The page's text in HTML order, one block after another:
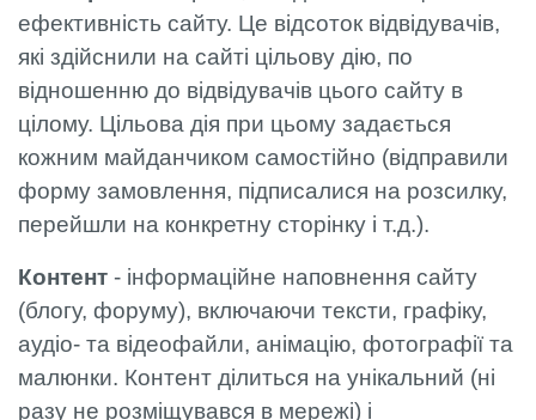
ефективність сайту. Це відсоток відвідувачів,
які здійснили на сайті цільову дію, по
відношенню до відвідувачів цього сайту в
цілому. Цільова дія при цьому задається
кожним майданчиком самостійно (відправили
форму замовлення, підписалися на розсилку,
перейшли на конкретну сторінку і т.д.).
Контент - інформаційне наповнення сайту
(блогу, форуму), включаючи тексти, графіку,
аудіо- та відеофайли, анімацію, фотографії та
малюнки. Контент ділиться на унікальний (ні
разу не розміщувався в мережі) і